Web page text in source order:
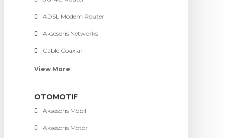
ADSL Modem Router
Aksesoris Networks
Cable Coaxial
View More
OTOMOTIF
Aksesoris Mobil
Aksesoris Motor